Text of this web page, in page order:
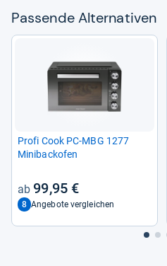
Pas­sende Alter­na­ti­ven
Profi Cook PC-​MBG 1277
Mini­back­ofen
99,95 €
8 Angebote vergleichen